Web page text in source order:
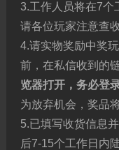
3.工作人员将在7个
请各位玩家注意查
4.请实物奖励中奖
前，在私信收到的
览器打开，务必登
为放弃机会，奖品
5.已填写收货信息
后7-15个工作日内